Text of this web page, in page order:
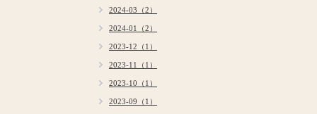
2024-03（2）
2024-01（2）
2023-12（1）
2023-11（1）
2023-10（1）
2023-09（1）